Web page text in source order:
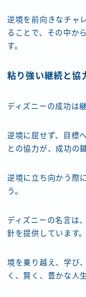
逆境を前向きなチャ
ることで、その中か
す。
粘り強い継続と協
ディズニーの成功は
逆境に屈せず、目標
との協力が、成功の
逆境に立ち向かう際
う。
ディズニーの名言は
針を提供しています
境を乗り越え、学び
く、賢く、豊かな人